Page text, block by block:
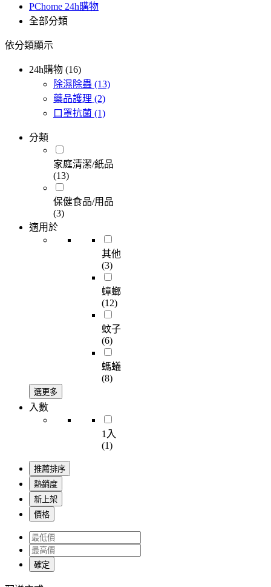
PChome 24h購物
全部分類
依分類顯示
24h購物 (16)
除濕除蟲 (13)
藥品護理 (2)
口罩抗菌 (1)
分類
家庭清潔/紙品
(13)
保健食品/用品
(3)
適用於
其他
(3)
蟑螂
(12)
蚊子
(6)
螞蟻
(8)
選更多
入數
1入
(1)
推薦排序
熱銷度
新上架
價格
確定